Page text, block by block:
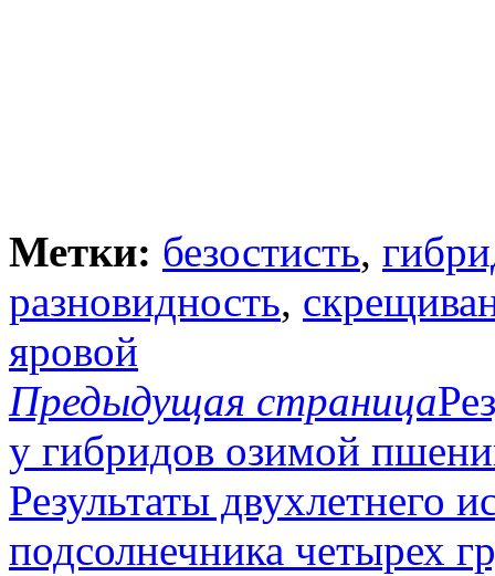
Метки: безостисть,
разновидность,
яровой
Предыдущая страница
у гибридов озимой
Результаты двухлетнего
подсолнечника четырех